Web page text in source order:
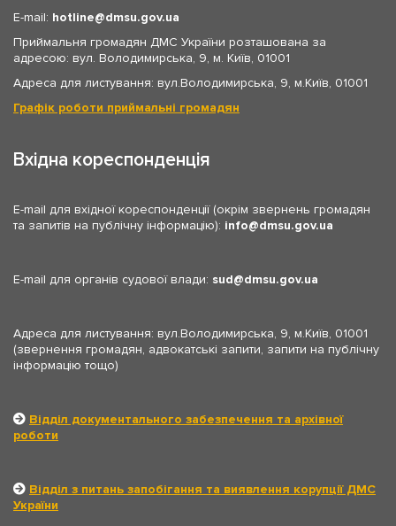
E-mail: hotline
dmsu.gov.ua
Приймальня громадян ДМС України розташована за
адресою: вул. Володимирська, 9, м. Київ, 01001
Адреса для листування: вул.Володимирська, 9, м.Київ, 01001
Графік роботи приймальні громадян
Вхідна кореспонденція
E-mail для вхідної кореспонденції (окрім звернень громадян
та запитів на публічну інформацію): info dmsu.gov.ua
E-mail для органів судової влади: sud dmsu.gov.ua
Адреса для листування: вул.Володимирська, 9, м.Київ, 01001
(звернення громадян, адвокатські запити, запити на публічну
інформацію тощо)
Відділ документального забезпечення та архівної
роботи
Відділ з питань запобігання та виявлення корупції ДМС
України